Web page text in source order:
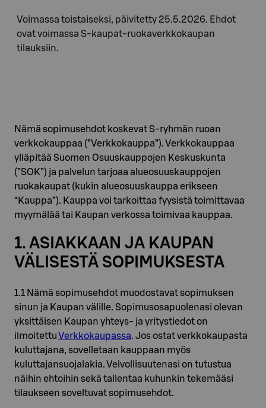
Voimassa toistaiseksi, päivitetty 25.5.2026. Ehdot
ovat voimassa S-kaupat-ruokaverkkokaupan
tilauksiin.
Nämä sopimusehdot koskevat S-ryhmän ruoan
verkkokauppaa (”Verkkokauppa”). Verkkokauppaa
ylläpitää Suomen Osuuskauppojen Keskuskunta
(”SOK”) ja palvelun tarjoaa alueosuuskauppojen
ruokakaupat (kukin alueosuuskauppa erikseen
“Kauppa”). Kauppa voi tarkoittaa fyysistä toimittavaa
myymälää tai Kaupan verkossa toimivaa kauppaa.
1. ASIAKKAAN JA KAUPAN
VÄLISESTÄ SOPIMUKSESTA
1.1 Nämä sopimusehdot muodostavat sopimuksen
sinun ja Kaupan välille. Sopimusosapuolenasi olevan
yksittäisen Kaupan yhteys- ja yritystiedot on
ilmoitettuVerkkokaupassa. Jos ostat verkkokaupasta
kuluttajana, sovelletaan kauppaan myös
kuluttajansuojalakia. Velvollisuutenasi on tutustua
näihin ehtoihin sekä tallentaa kuhunkin tekemääsi
tilaukseen soveltuvat sopimusehdot.